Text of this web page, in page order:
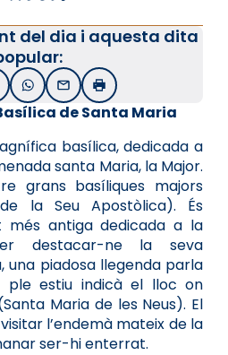
del dia i aquesta dita
/ Twitter
WhatsApp
EmailImprimir
de Santa Maria
basílica, dedicada a
santa Maria, la Major.
grans basíliques majors
la Seu Apostòlica). És
més antiga dedicada a la
destacar-ne la seva
una piadosa llegenda parla
ple estiu indicà el lloc on
Maria de les Neus). El
l’endemà mateix de la
ser-hi enterrat.